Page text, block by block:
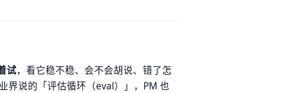
试，看它稳不稳、会不会胡说、错了怎
说的「评估循环（eval）」，PM 也